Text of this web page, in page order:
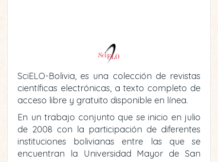
SciELO-Bolivia, es una colección de revistas
científicas electrónicas, a texto completo de
acceso libre y gratuito disponible en línea.
En un trabajo conjunto que se inicio en julio
de 2008 con la participación de diferentes
instituciones bolivianas entre las que se
encuentran la Universidad Mayor de San